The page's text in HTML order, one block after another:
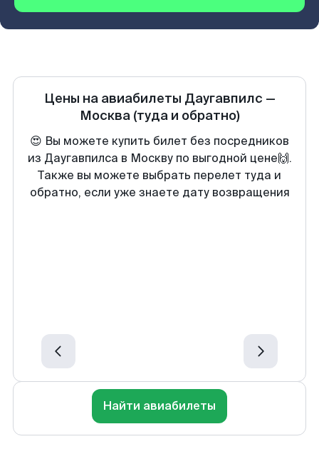
Цены на авиабилеты Даугавпилс —
Москва (туда и обратно)
😍 Вы можете купить билет без посредников
из Даугавпилса в Москву по выгодной цене🙌.
Также вы можете выбрать перелет туда и
обратно, если уже знаете дату возвращения
Найти авиабилеты